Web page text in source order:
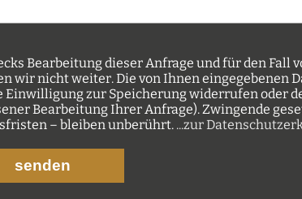
Bearbeitung dieser Anfrage und für den Fall
wir nicht weiter. Die von Ihnen eingegebenen
Einwilligung zur Speicherung widerrufen oder
Bearbeitung Ihrer Anfrage). Zwingende
– bleiben unberührt. ...zur